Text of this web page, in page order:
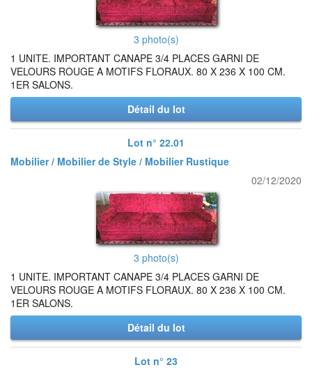
3 photo(s)
1 UNITE. IMPORTANT CANAPE 3/4 PLACES GARNI DE
VELOURS ROUGE A MOTIFS FLORAUX. 80 X 236 X 100 CM.
1ER SALONS.
Détail du lot
Lot n° 22.01
Mobilier / Mobilier de Style / Mobilier Rustique
02/12/2020
3 photo(s)
1 UNITE. IMPORTANT CANAPE 3/4 PLACES GARNI DE
VELOURS ROUGE A MOTIFS FLORAUX. 80 X 236 X 100 CM.
1ER SALONS.
Détail du lot
Lot n° 23